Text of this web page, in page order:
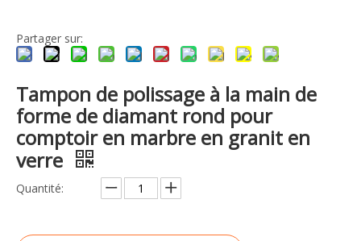
Partager sur:
Tampon de polissage à la main de
forme de diamant rond pour
comptoir en marbre en granit en
verre
Quantité: